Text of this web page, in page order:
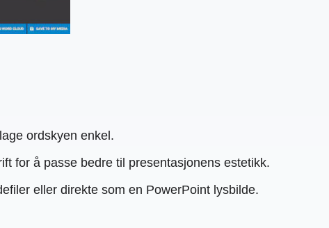
ordskyen enkel.
for å passe bedre til presentasjonens estetikk.
eller direkte som en PowerPoint lysbilde.